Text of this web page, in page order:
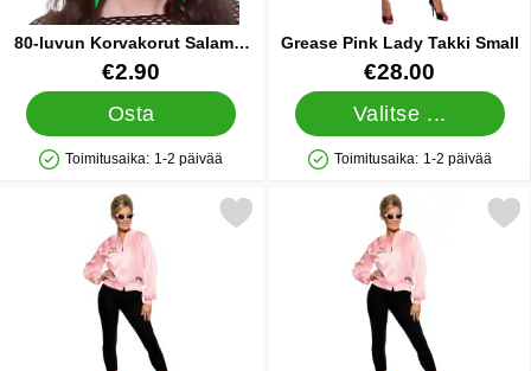
80-luvun Korvakorut Salamat
Neon Vihreä Clip-on
Tuote.nro 39863
€2.90
Osta
Saatavuus: Varastossa
Toimitusaika: 1-2 päivää
Grease Pink Lady Takki Small
Tuote.nro 6900€28.00
Valitse ...
Saatavuus: Varastossa
Toimitusaika: 1-2 päivää
Merkitse grease Pink Lady Takki Large suosikiksi
Merkitse grease Pink